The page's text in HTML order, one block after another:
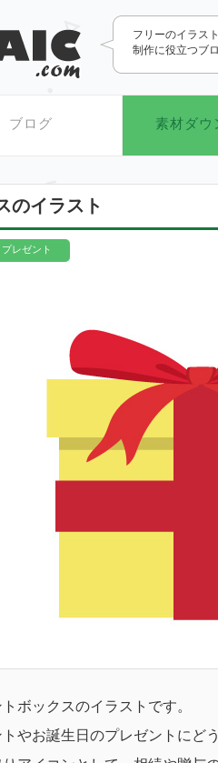
SOZAIC.com
フリーのイラス
制作に役立つブ
ブログ 素材ダウ
のイラスト
プレゼント
ボックスのイラストです。
やお誕生日のプレゼントにど